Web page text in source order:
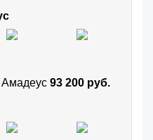
93 200 руб.